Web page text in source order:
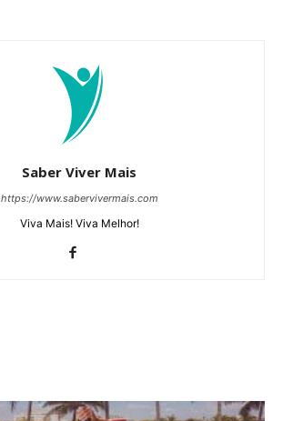
Saber Viver Mais
https://www.sabervivermais.com
Viva Mais! Viva Melhor!